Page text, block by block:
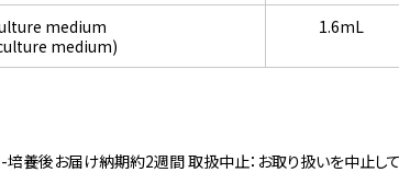
medium
medium)
1.6mL
後お届け納期約2週間 取扱中止：お取り扱いを中止して